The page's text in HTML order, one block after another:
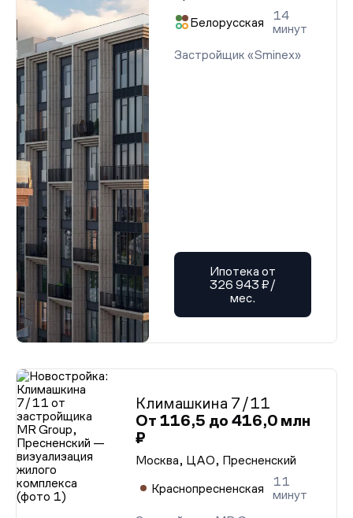
Белорусская
14
минут
Застройщик «Sminex»
Ипотека от
326 943 ₽/
мес.
Климашкина 7/11
От 116,5 до 416,0 млн
₽
Москва, ЦАО, Пресненский
Краснопресненская
11
минут